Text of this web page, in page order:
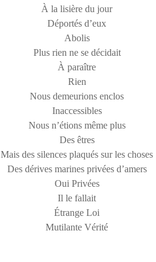
À la lisière du jour
Déportés d’eux
Abolis
Plus rien ne se décidait
À paraître
Rien
Nous demeurions enclos
Inaccessibles
Nous n’étions même plus
Des êtres
Mais des silences plaqués sur les choses
Des dérives marines privées d’amers
Oui Privées
Il le fallait
Étrange Loi
Mutilante Vérité